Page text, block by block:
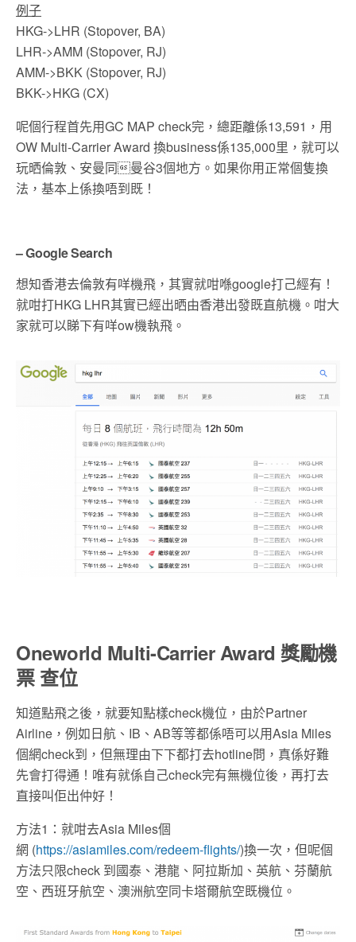
例子
HKG->LHR (Stopover, BA)
LHR->AMM (Stopover, RJ)
AMM->BKK (Stopover, RJ)
BKK->HKG (CX)
呢個行程首先用GC MAP check完，總距離係13,591，用
OW Multi-Carrier Award 換business係135,000里，就可以
玩晒倫敦、安曼同曼谷3個地方。如果你用正常個隻換
法，基本上係換唔到既！
– Google Search
想知香港去倫敦有咩機飛，其實就咁喺google打己經有！
就咁打HKG LHR其實已經出晒由香港出發既直航機。咁大
家就可以睇下有咩ow機執飛。
Oneworld Multi-Carrier Award 獎勵機
票 查位
知道點飛之後，就要知點樣check機位，由於Partner
Airline，例如日航、IB、AB等等都係唔可以用Asia Miles
個網check到，但無理由下下都打去hotline問，真係好難
先會打得通！唯有就係自己check完有無機位後，再打去
直接叫佢出仲好！
方法1：就咁去Asia Miles個
網 (https://asiamiles.com/redeem-flights/)換一次，但呢個
方法只限check 到國泰、港龍、阿拉斯加、英航、芬蘭航
空、西班牙航空、澳洲航空同卡塔爾航空既機位。